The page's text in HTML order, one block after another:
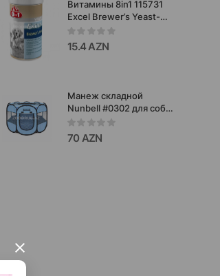
×
за шерстью и кожей
Витамины 8in1 115731
Excel Brewer’s Yeast-
натуральная добавка
для улучшения
состояния кожи и
15.4 AZN
Манеж складной
Nunbell #0302 для собак
и щенков.Размер: L
90x90x60см
70 AZN